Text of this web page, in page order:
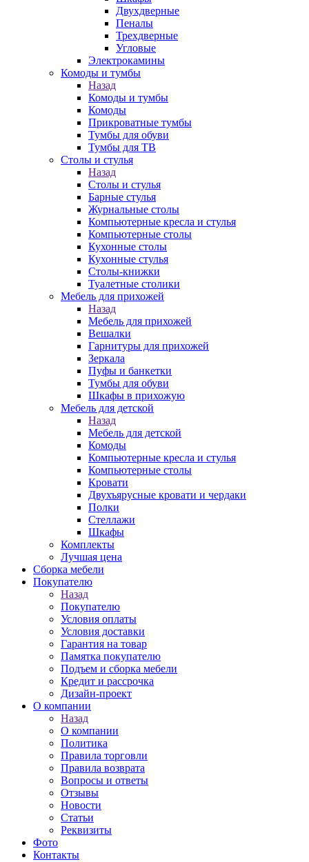
Двухдверные
Пеналы
Трехдверные
Угловые
Электрокамины
Комоды и тумбы
Назад
Комоды и тумбы
Комоды
Прикроватные тумбы
Тумбы для обуви
Тумбы для ТВ
Столы и стулья
Назад
Столы и стулья
Барные стулья
Журнальные столы
Компьютерные кресла и стулья
Компьютерные столы
Кухонные столы
Кухонные стулья
Столы-книжки
Туалетные столики
Мебель для прихожей
Назад
Мебель для прихожей
Вешалки
Гарнитуры для прихожей
Зеркала
Пуфы и банкетки
Тумбы для обуви
Шкафы в прихожую
Мебель для детской
Назад
Мебель для детской
Комоды
Компьютерные кресла и стулья
Компьютерные столы
Кровати
Двухъярусные кровати и чердаки
Полки
Стеллажи
Шкафы
Комплекты
Лучшая цена
Сборка мебели
Покупателю
Назад
Покупателю
Условия оплаты
Условия доставки
Гарантия на товар
Памятка покупателю
Подъем и сборка мебели
Кредит и рассрочка
Дизайн-проект
О компании
Назад
О компании
Политика
Правила торговли
Правила возврата
Вопросы и ответы
Отзывы
Новости
Статьи
Реквизиты
Фото
Контакты